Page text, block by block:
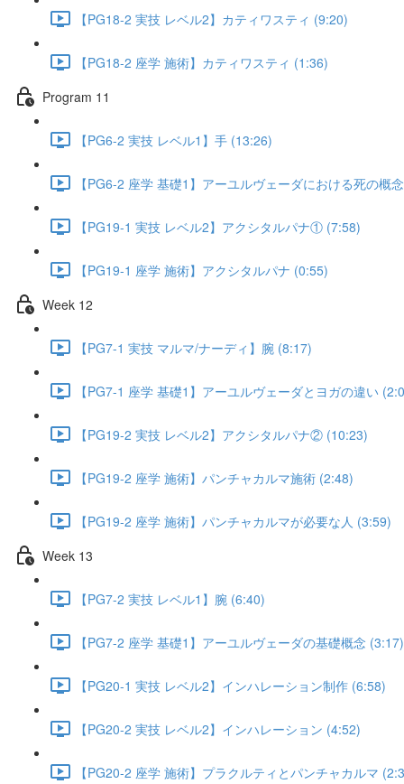
【PG18-2 実技 レベル2】カティワスティ (9:20)
【PG18-2 座学 施術】カティワスティ (1:36)
Program 11
【PG6-2 実技 レベル1】手 (13:26)
【PG6-2 座学 基礎1】アーユルヴェーダにおける死の概
【PG19-1 実技 レベル2】アクシタルパナ① (7:58)
【PG19-1 座学 施術】アクシタルパナ (0:55)
Week 12
【PG7-1 実技 マルマ/ナーディ】腕 (8:17)
【PG7-1 座学 基礎1】アーユルヴェーダとヨガの違い
【PG19-2 実技 レベル2】アクシタルパナ② (10:23)
【PG19-2 座学 施術】パンチャカルマ施術 (2:48)
【PG19-2 座学 施術】パンチャカルマが必要な人 (3:59)
Week 13
【PG7-2 実技 レベル1】腕 (6:40)
【PG7-2 座学 基礎1】アーユルヴェーダの基礎概念 (3:17)
【PG20-1 実技 レベル2】インハレーション制作 (6:58)
【PG20-2 実技 レベル2】インハレーション (4:52)
【PG20-2 座学 施術】プラクルティとパンチャカルマ